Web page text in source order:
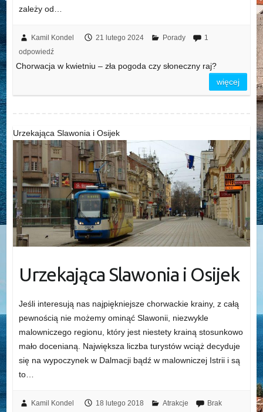
zależy od…
Kamil Kondel 21 lutego 2024 Porady
1
odpowiedź
Chorwacja w kwietniu – zła pogoda czy słoneczny raj?
więcej
Urzekająca Slawonia i Osijek
Urzekająca Slawonia i Osijek
Jeśli interesują nas najpiękniejsze chorwackie krainy, z całą
pewnością nie możemy ominąć Slawonii, niezwykle
malowniczego regionu, który jest niestety krainą stosunkowo
mało docenianą. Największa liczba turystów wciąż decyduje
się na wypoczynek w Dalmacji bądź w malowniczej Istrii i są
to…
Kamil Kondel 18 lutego 2018 Atrakcje
Brak